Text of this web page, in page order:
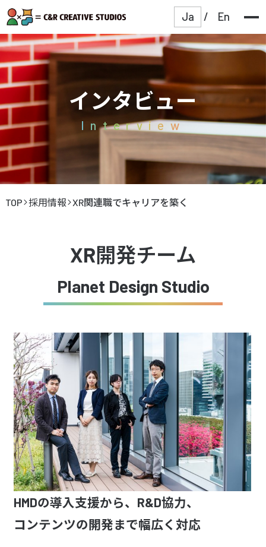
Ja / En
インタビュー
Interview
TOP 採用情報 XR関連職でキャリアを築く
XR開発チーム
Planet Design Studio
HMDの導入支援から、R&D協力、
コンテンツの開発まで幅広く対応